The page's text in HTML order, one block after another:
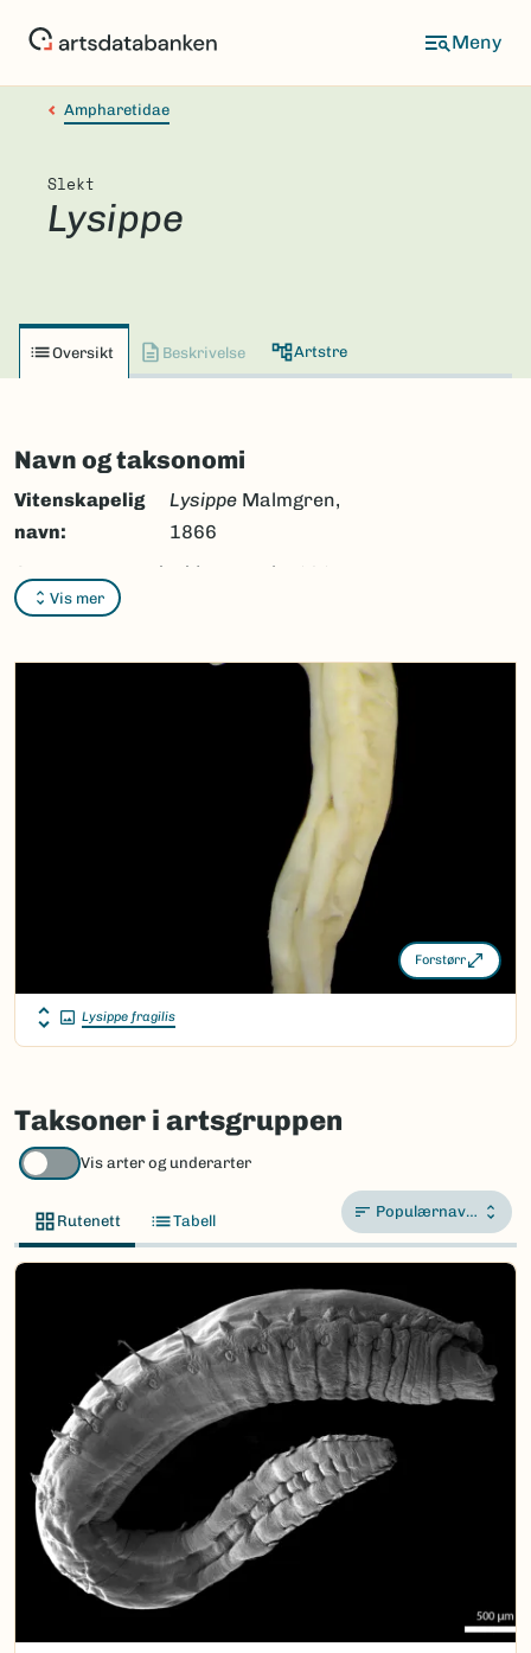
Ampharetidae
Slekt
Lysippe
Oversikt Beskrivelse Artstre
Navn og taksonomi
Vis mer
Vitenskapelig
navn:
LysippeMalmgren,
1866
Synonymer:
Lysippides
Hessle, 1917
Bokmål:Ingen
Nynorsk:Ingen
Ingen
Gå til Nortaxa for flere detaljer
(Ekstern lenke)
Forstørr
Lysippe fragilis
Taksoner i artsgruppen
Vis arter og underarter
Rutenett Tabell Populærnavn A-Å